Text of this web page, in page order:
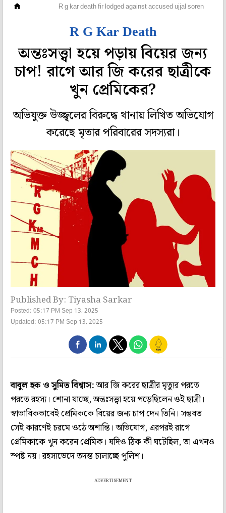
R g kar death fir lodged against accused ujjal soren
R G Kar Death
অন্তঃসত্ত্বা হয়ে পড়ায় বিয়ের জন্য
চাপ! রাগে আর জি করের ছাত্রীকে
খুন প্রেমিকের?
অভিযুক্ত উজ্জ্বলের বিরুদ্ধে থানায় লিখিত অভিযোগ
করেছে মৃতার পরিবারের সদস্যরা।
Published By: Tiyasha Sarkar
Posted: 05:17 PM Sep 13, 2025
Updated: 05:17 PM Sep 13, 2025
বাবুল হক ও সুমিত বিশ্বাস:আর জি করের ছাত্রীর মৃত্যুর পরতে
পরতে রহস্য। শোনা যাচ্ছে, অন্তঃসত্ত্বা হয়ে পড়েছিলেন ওই ছাত্রী।
স্বাভাবিকভাবেই প্রেমিককে বিয়ের জন্য চাপ দেন তিনি। সম্ভবত
সেই কারণেই চরমে ওঠে অশান্তি। অভিযোগ, এরপরই রাগে
প্রেমিকাকে খুন করেন প্রেমিক। যদিও ঠিক কী ঘটেছিল, তা এখনও
স্পষ্ট নয়। রহস্যভেদে তদন্ত চালাচ্ছে পুলিশ।
ADVERTISEMENT